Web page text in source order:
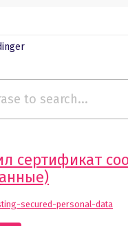
сертификат
secured-personal-data